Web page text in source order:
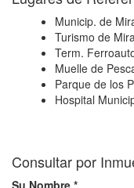
−
Municip. de
Turismo de
Term.
Muelle de
Parque de los
Hospital
Consultar por
Su Nombre *